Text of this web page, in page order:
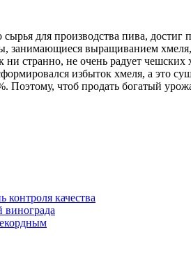
для производства пива, достиг
занимающиеся выращиванием
странно, не очень радует
избыток хмеля, а это
Поэтому, чтоб продать богатый
качества
винограда